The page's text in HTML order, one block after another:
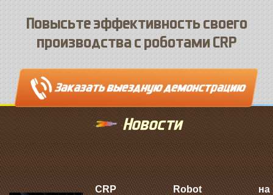
Повысьте эффективность своего
производства с роботами CRP
Новости
CRP Robot на